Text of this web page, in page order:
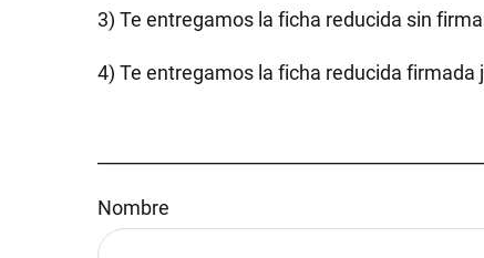
3) Te entregamos la ficha reducida sin
4) Te entregamos la ficha reducida
Nombre